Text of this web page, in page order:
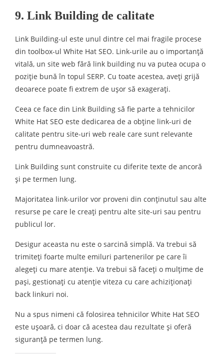
9. Link Building de calitate
Link Building-ul este unul dintre cel mai fragile procese
din toolbox-ul White Hat SEO. Link-urile au o importanță
vitală, un site web fără link building nu va putea ocupa o
poziție bună în topul SERP. Cu toate acestea, aveți grijă
deoarece poate fi extrem de ușor să exagerați.
Ceea ce face din Link Building să fie parte a tehnicilor
White Hat SEO este dedicarea de a obține link-uri de
calitate pentru site-uri web reale care sunt relevante
pentru dumneavoastră.
Link Building sunt construite cu diferite texte de ancoră
și pe termen lung.
Majoritatea link-urilor vor proveni din conținutul sau alte
resurse pe care le creați pentru alte site-uri sau pentru
publicul lor.
Desigur aceasta nu este o sarcină simplă. Va trebui să
trimiteți foarte multe emiluri partenerilor pe care îi
alegeți cu mare atenție. Va trebui să faceți o mulțime de
pași, gestionați cu atenție viteza cu care achiziționați
back linkuri noi.
Nu a spus nimeni că folosirea tehnicilor White Hat SEO
este ușoară, ci doar că acestea dau rezultate și oferă
siguranță pe termen lung.